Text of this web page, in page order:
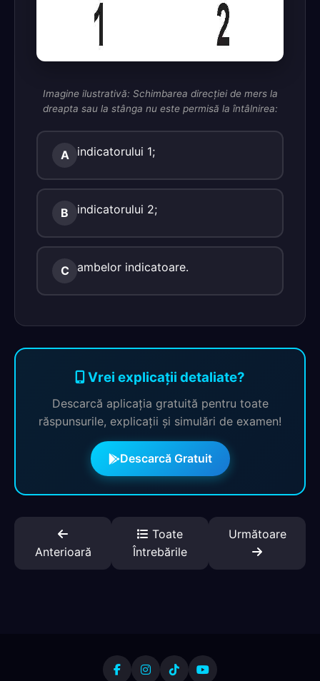
Imagine ilustrativă: Schimbarea direcţiei de mers la
dreapta sau la stânga nu este permisă la întâlnirea:
A indicatorului 1;
B indicatorului 2;
C ambelor indicatoare.
Vrei explicații detaliate?
Descarcă aplicația gratuită pentru toate
răspunsurile, explicații și simulări de examen!
Descarcă Gratuit
Anterioară
Toate
Întrebările
Următoare